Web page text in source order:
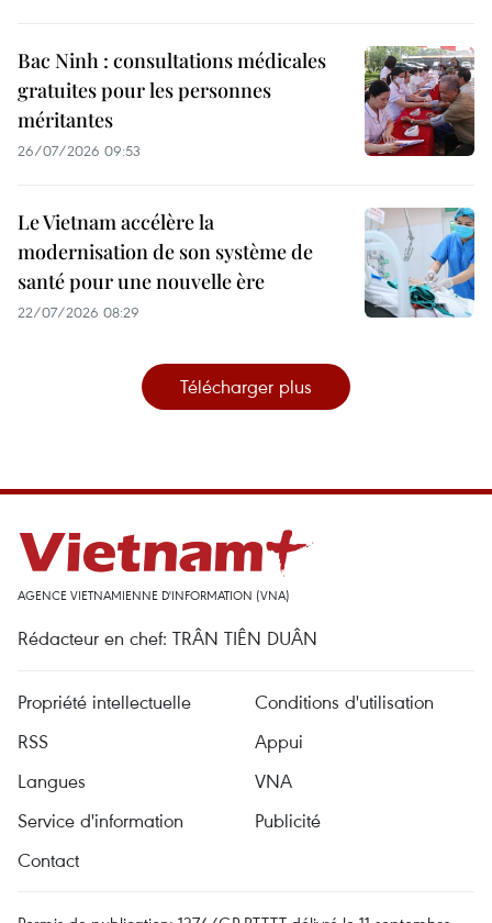
Bac Ninh : consultations médicales
gratuites pour les personnes
méritantes
26/07/2026 09:53
Le Vietnam accélère la
modernisation de son système de
santé pour une nouvelle ère
22/07/2026 08:29
Télécharger plus
AGENCE VIETNAMIENNE D'INFORMATION (VNA)
Rédacteur en chef: TRÂN TIÊN DUÂN
Propriété intellectuelle
Conditions d'utilisation
RSS
Appui
Langues
VNA
Service d'information
Publicité
Contact